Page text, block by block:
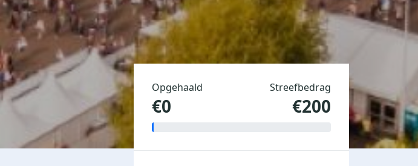
Opgehaald
€0
Streefbedrag
€200